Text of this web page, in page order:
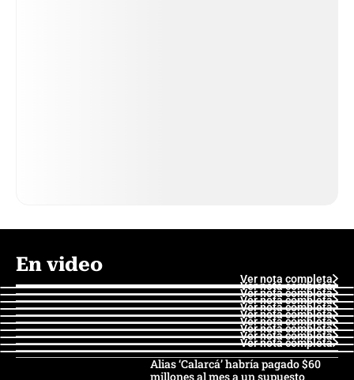
En video
Ver nota completa
Ver nota completa
Ver nota completa
Ver nota completa
Ver nota completa
Ver nota completa
Ver nota completa
Ver nota completa
Ver nota completa
Ver nota completa
Alias ‘Calarcá’ habría pagado $60
millones al mes a un supuesto